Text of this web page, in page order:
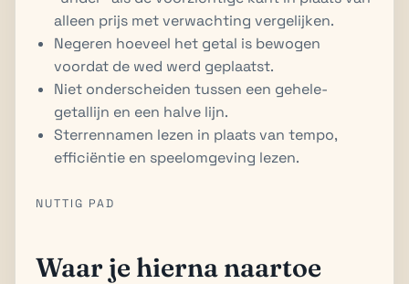
alleen prijs met verwachting vergelijken.
Negeren hoeveel het getal is bewogen
voordat de wed werd geplaatst.
Niet onderscheiden tussen een gehele-
getallijn en een halve lijn.
Sterrennamen lezen in plaats van tempo,
efficiëntie en speelomgeving lezen.
NUTTIG PAD
Waar je hierna naartoe